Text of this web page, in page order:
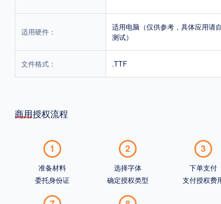
适用硬件：
适用电脑（仅供参考，具体应用请
测试）
文件格式： .TTF
商用授权流程
1
准备材料
委托身份证
2
选择字体
确定授权类型
3
下单支付
支付授权费